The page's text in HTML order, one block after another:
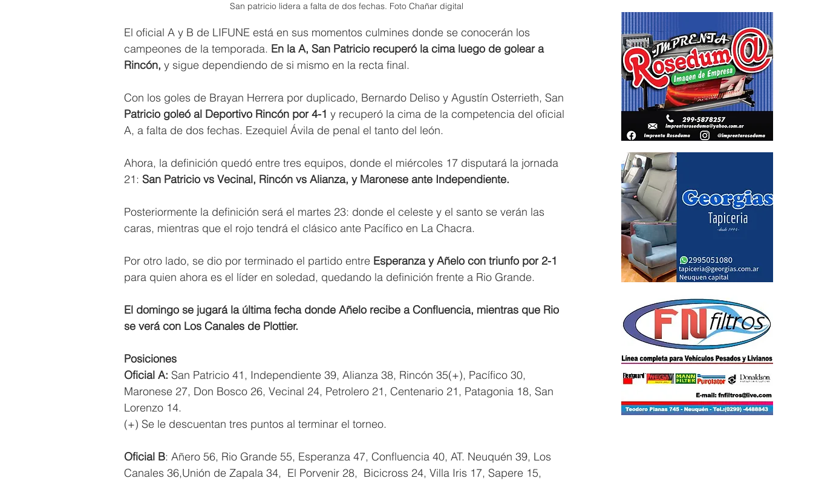
San patricio lidera a falta de dos fechas. Foto Chañar digital
El oficial A y B de LIFUNE está en sus momentos culmines donde se conocerán los
campeones de la temporada. En la A, San Patricio recuperó la cima luego de golear a
Rincón, y sigue dependiendo de si mismo en la recta final.
Con los goles de Brayan Herrera por duplicado, Bernardo Deliso y Agustín Osterrieth, San
Patricio goleó al Deportivo Rincón por 4-1 y recuperó la cima de la competencia del oficial
A, a falta de dos fechas. Ezequiel Ávila de penal el tanto del león.
Ahora, la definición quedó entre tres equipos, donde el miércoles 17 disputará la jornada
21: San Patricio vs Vecinal, Rincón vs Alianza, y Maronese ante Independiente.
Posteriormente la definición será el martes 23: donde el celeste y el santo se verán las
caras, mientras que el rojo tendrá el clásico ante Pacífico en La Chacra.
Por otro lado, se dio por terminado el partido entre Esperanza y Añelo con triunfo por 2-1
para quien ahora es el líder en soledad, quedando la definición frente a Rio Grande.
El domingo se jugará la última fecha donde Añelo recibe a Confluencia, mientras que Rio
se verá con Los Canales de Plottier.
Posiciones
Oficial A: San Patricio 41, Independiente 39, Alianza 38, Rincón 35(+), Pacífico 30,
Maronese 27, Don Bosco 26, Vecinal 24, Petrolero 21, Centenario 21, Patagonia 18, San
Lorenzo 14.
(+) Se le descuentan tres puntos al terminar el torneo.
Oficial B: Añero 56, Rio Grande 55, Esperanza 47, Confluencia 40, AT. Neuquén 39, Los
Canales 36,Unión de Zapala 34,  El Porvenir 28,  Bicicross 24, Villa Iris 17, Sapere 15,